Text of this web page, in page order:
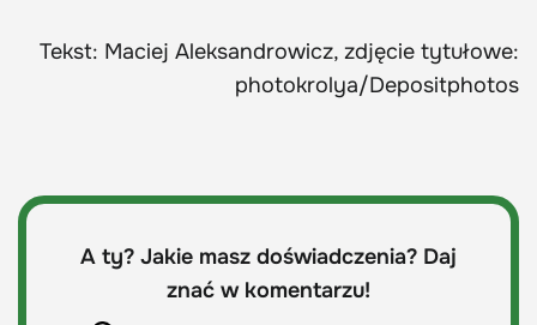
Tekst: Maciej Aleksandrowicz, zdjęcie tytułowe:
photokrolya/Depositphotos
A ty? Jakie masz doświadczenia? Daj
znać w komentarzu!